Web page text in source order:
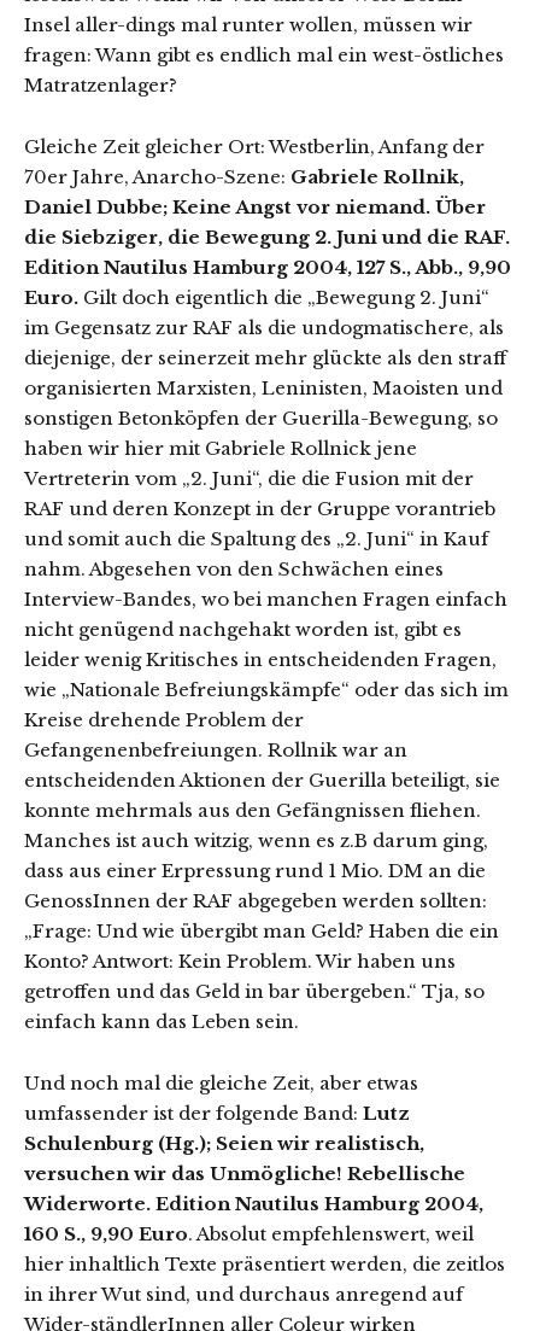
Insel aller-dings mal runter wollen, müssen wir
fragen: Wann gibt es endlich mal ein west-östliches
Matratzenlager?
Gleiche Zeit gleicher Ort: Westberlin, Anfang der
70er Jahre, Anarcho-Szene: Gabriele Rollnik,
Daniel Dubbe; Keine Angst vor niemand. Über
die Siebziger, die Bewegung 2. Juni und die RAF.
Edition Nautilus Hamburg 2004, 127 S., Abb., 9,90
Euro. Gilt doch eigentlich die „Bewegung 2. Juni“
im Gegensatz zur RAF als die undogmatischere, als
diejenige, der seinerzeit mehr glückte als den straff
organisierten Marxisten, Leninisten, Maoisten und
sonstigen Betonköpfen der Guerilla-Bewegung, so
haben wir hier mit Gabriele Rollnick jene
Vertreterin vom „2. Juni“, die die Fusion mit der
RAF und deren Konzept in der Gruppe vorantrieb
und somit auch die Spaltung des „2. Juni“ in Kauf
nahm. Abgesehen von den Schwächen eines
Interview-Bandes, wo bei manchen Fragen einfach
nicht genügend nachgehakt worden ist, gibt es
leider wenig Kritisches in entscheidenden Fragen,
wie „Nationale Befreiungskämpfe“ oder das sich im
Kreise drehende Problem der
Gefangenenbefreiungen. Rollnik war an
entscheidenden Aktionen der Guerilla beteiligt, sie
konnte mehrmals aus den Gefängnissen fliehen.
Manches ist auch witzig, wenn es z.B darum ging,
dass aus einer Erpressung rund 1 Mio. DM an die
GenossInnen der RAF abgegeben werden sollten:
„Frage: Und wie übergibt man Geld? Haben die ein
Konto? Antwort: Kein Problem. Wir haben uns
getroffen und das Geld in bar übergeben.“ Tja, so
einfach kann das Leben sein.
Und noch mal die gleiche Zeit, aber etwas
umfassender ist der folgende Band: Lutz
Schulenburg (Hg.); Seien wir realistisch,
versuchen wir das Unmögliche! Rebellische
Widerworte. Edition Nautilus Hamburg 2004,
160 S., 9,90 Euro. Absolut empfehlenswert, weil
hier inhaltlich Texte präsentiert werden, die zeitlos
in ihrer Wut sind, und durchaus anregend auf
Wider-ständlerInnen aller Coleur wirken